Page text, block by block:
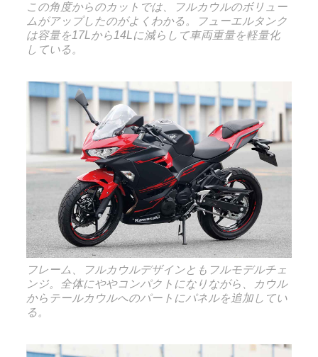
この角度からのカットでは、フルカウルのボリュー
ムがアップしたのがよくわかる。フューエルタンク
は容量を17Lから14Lに減らして車両重量を軽量化
している。
フレーム、フルカウルデザインともフルモデルチェ
ンジ。全体にややコンパクトになりながら、カウル
からテールカウルへのパートにパネルを追加してい
る。